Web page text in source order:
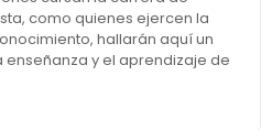
como quienes ejercen la
hallarán aquí un
y el aprendizaje de